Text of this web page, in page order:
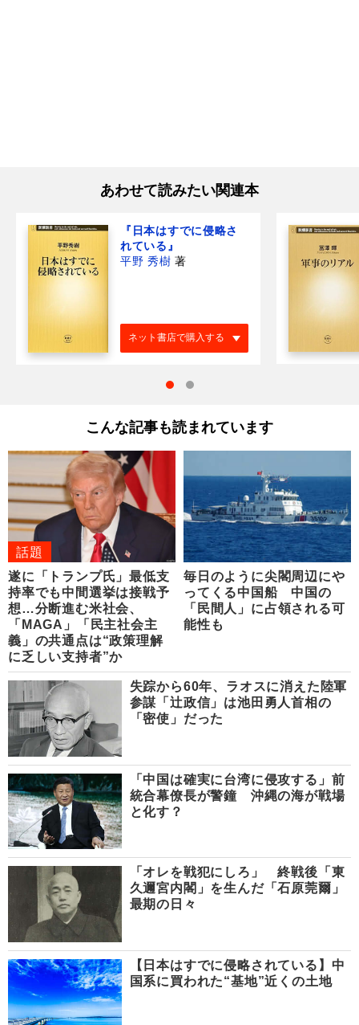
あわせて読みたい関連本
『日本はすでに侵略さ
れている』
平野 秀樹 著
ネット書店で購入する
こんな記事も読まれています
話題
遂に「トランプ氏」最低支
持率でも中間選挙は接戦予
想…分断進む米社会、
「MAGA」「民主社会主
義」の共通点は“政策理解
に乏しい支持者”か
毎日のように尖閣周辺にや
ってくる中国船 中国の
「民間人」に占領される可
能性も
失踪から60年、ラオスに消えた陸軍
参謀「辻政信」は池田勇人首相の
「密使」だった
「中国は確実に台湾に侵攻する」前
統合幕僚長が警鐘 沖縄の海が戦場
と化す？
「オレを戦犯にしろ」 終戦後「東
久邇宮内閣」を生んだ「石原莞爾」
最期の日々
【日本はすでに侵略されている】中
国系に買われた“基地”近くの土地